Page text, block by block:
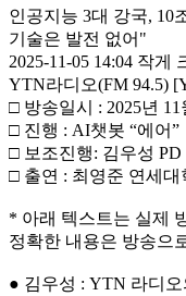
인공지능 3대 강국, 10
기술은 발전 없어"
2025-11-05 14:04 작게
YTN라디오(FM 94.5)
□ 방송일시 : 2025년 11
□ 진행 : AI챗봇 “에어”
□ 보조진행: 김우성 PD
□ 출연 : 최영준 연세
* 아래 텍스트는 실제
정확한 내용은 방송으
● 김우성 : YTN 라디